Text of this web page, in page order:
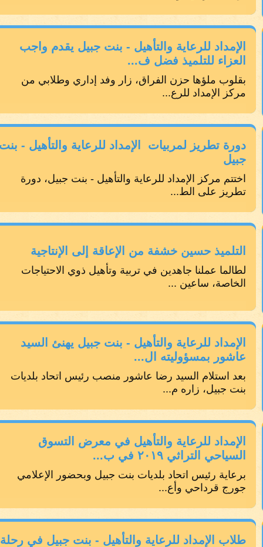
الإمداد للرعاية والتأهيل - بنت جبيل يقدم واجب
العزاء للتلميذ فضل ف...
بقلوب ملؤها حزن الفراق، زار وفد إداري وطلابي من
مركز الإمداد للرع...
دورة تطريز لمربيات الإمداد للرعاية والتأهيل - بنت
جبيل
اختتم مركز الإمداد للرعاية والتأهيل - بنت جبيل، دورة
تطريز على الط...
التلميذ حسين خشفة من الإعاقة إلى الإنتاجية
لطالما عملنا جاهدين في تربية وتأهيل ذوي الاحتياجات
الخاصة، ساعين ...
الإمداد للرعاية والتأهيل - بنت جبيل يهنئ السيد
عاشور بمسؤوليته ال...
بعد استلام السيد رضا عاشور منصب رئيس اتحاد بلديات
بنت جبيل، زاره م...
الإمداد للرعاية والتأهيل في معرض التسوق
السياحي التراثي ٢٠١٩ في ب...
برعاية رئيس اتحاد بلديات بنت جبيل وبحضور الإعلامي
جورج قرداحي وأع...
طلاب الإمداد للرعاية والتأهيل - بنت جبيل في رحلة